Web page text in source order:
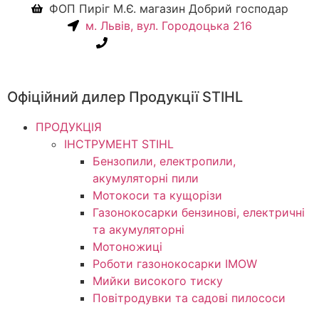
ФОП Пиріг М.Є. магазин Добрий господар
м. Львів, вул. Городоцька 216
Офіційний дилер Продукції STIHL
ПРОДУКЦІЯ
ІНСТРУМЕНТ STIHL
Бензопили, електропили,
акумуляторні пили
Мотокоси та кущорізи
Газонокосарки бензинові, електричні
та акумуляторні
Мотоножиці
Роботи газонокосарки IMOW
Мийки високого тиску
Повітродувки та садові пилососи